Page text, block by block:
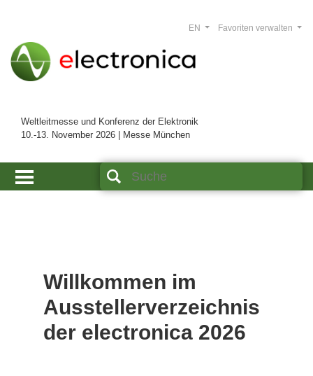
Weltleitmesse und Konferenz der Elektronik
10.-13. November 2026 | Messe München
Favoriten verwalten
EN
Willkommen im
Ausstellerverzeichnis
der electronica 2026